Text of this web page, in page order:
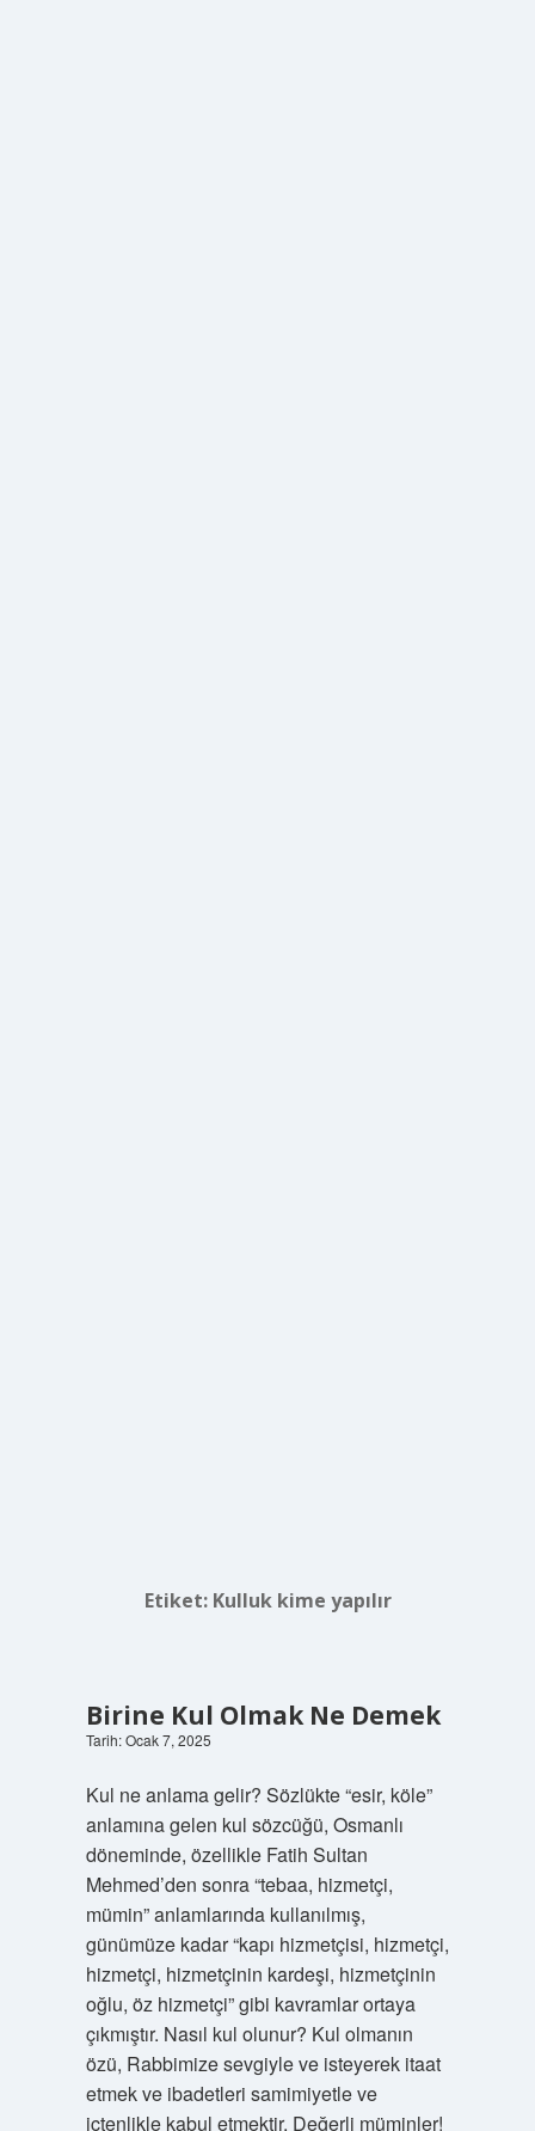
Etiket: Kulluk kime yapılır
Birine Kul Olmak Ne Demek
Tarih: Ocak 7, 2025
Kul ne anlama gelir? Sözlükte “esir, köle”
anlamına gelen kul sözcüğü, Osmanlı
döneminde, özellikle Fatih Sultan
Mehmed’den sonra “tebaa, hizmetçi,
mümin” anlamlarında kullanılmış,
günümüze kadar “kapı hizmetçisi, hizmetçi,
hizmetçi, hizmetçinin kardeşi, hizmetçinin
oğlu, öz hizmetçi” gibi kavramlar ortaya
çıkmıştır. Nasıl kul olunur? Kul olmanın
özü, Rabbimize sevgiyle ve isteyerek itaat
etmek ve ibadetleri samimiyetle ve
içtenlikle kabul etmektir. Değerli müminler!